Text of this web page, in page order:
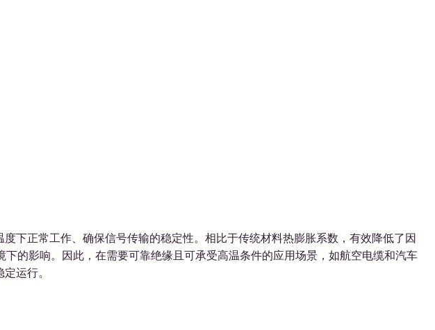
下正常工作、确保信号传输的稳定性。相比于传统材料热膨胀系数，有效降低了因
的影响。因此，在需要可靠绝缘且可承受高温条件的应用场景，如航空电缆和汽车
运行。